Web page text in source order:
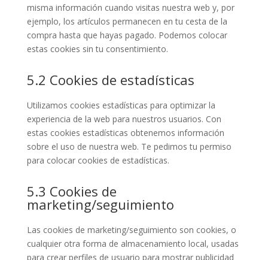
misma información cuando visitas nuestra web y, por
ejemplo, los artículos permanecen en tu cesta de la
compra hasta que hayas pagado. Podemos colocar
estas cookies sin tu consentimiento.
5.2 Cookies de estadísticas
Utilizamos cookies estadísticas para optimizar la
experiencia de la web para nuestros usuarios. Con
estas cookies estadísticas obtenemos información
sobre el uso de nuestra web. Te pedimos tu permiso
para colocar cookies de estadísticas.
5.3 Cookies de
marketing/seguimiento
Las cookies de marketing/seguimiento son cookies, o
cualquier otra forma de almacenamiento local, usadas
para crear perfiles de usuario para mostrar publicidad